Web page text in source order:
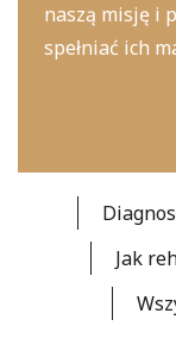
naszą misję i
spełniać ich
Jak